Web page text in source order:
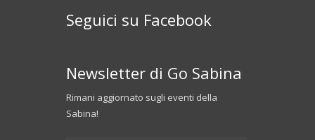
Seguici su Facebook
Newsletter di Go Sabina
Rimani aggiornato sugli eventi della
Sabina!